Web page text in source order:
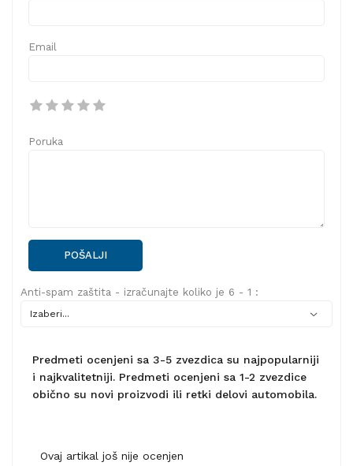
Email
Poruka
POŠALJI
Anti-spam zaštita - izračunajte koliko je 6 - 1 :
Predmeti ocenjeni sa 3-5 zvezdica su najpopularniji
i najkvalitetniji. Predmeti ocenjeni sa 1-2 zvezdice
obično su novi proizvodi ili retki delovi automobila.
Ovaj artikal još nije ocenjen